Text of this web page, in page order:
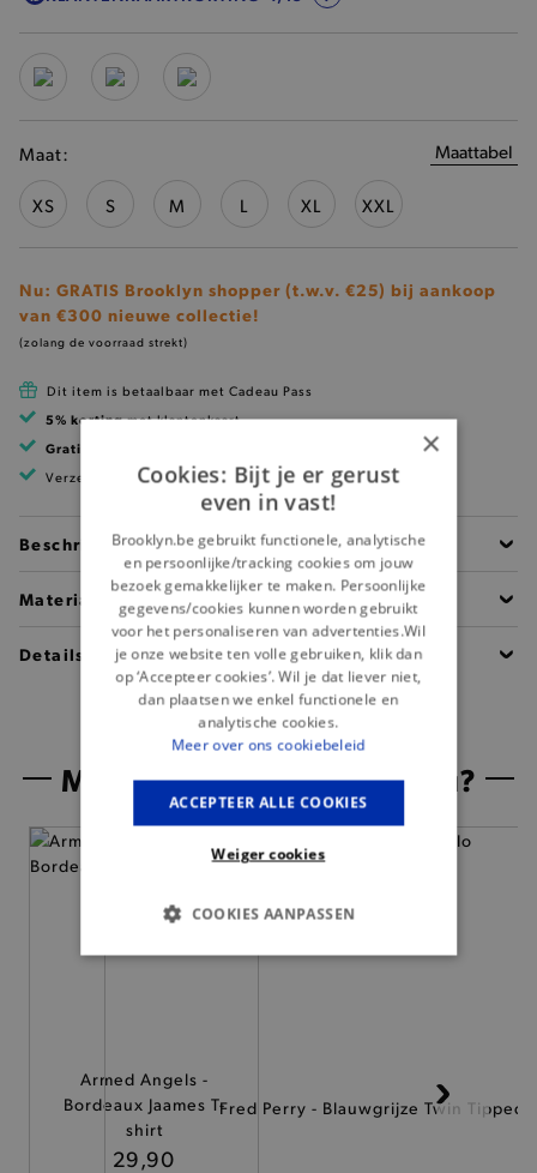
Maat: Maattabel
XS S M L XL XXL
Nu: GRATIS Brooklyn shopper (t.w.v. €25) bij aankoop
van €300 nieuwe collectie!
(zolang de voorraad strekt)
Dit item is betaalbaar met Cadeau Pass
5% kortingmet klantenkaart
Gratis verzending
Verzending binnen 1 à 2 werkdagen
Beschrijving
Materiaal
Details
Misschien is dit iets voor jou?
Armed Angels -
Bordeaux Jaames T-
shirt
29,90
Fred Perry - Blauwgrijze Twin Tipped
×
Cookies: Bijt je er gerust
even in vast!
Brooklyn.be gebruikt functionele, analytische
en persoonlijke/tracking cookies om jouw
bezoek gemakkelijker te maken. Persoonlijke
gegevens/cookies kunnen worden gebruikt
voor het personaliseren van advertenties.Wil
je onze website ten volle gebruiken, klik dan
op ‘Accepteer cookies’. Wil je dat liever niet,
dan plaatsen we enkel functionele en
analytische cookies.
Meer over ons cookiebeleid
ACCEPTEER ALLE COOKIES
Weiger cookies
COOKIES AANPASSEN
BASIS COOKIES
TARGETING
FUNCTIONALITEIT